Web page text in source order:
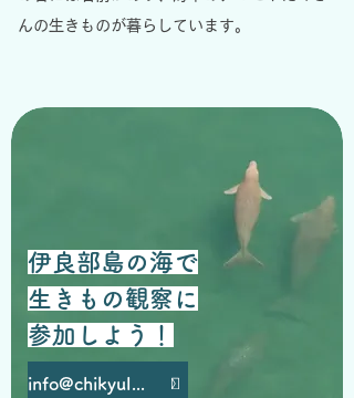
んの生きものが暮らしています。
伊良部島の海で
生きもの観察に
参加しよう！